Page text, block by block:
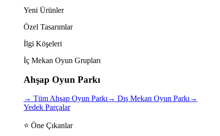
Yeni Ürünler
Özel Tasarımlar
İlgi Köşeleri
İç Mekan Oyun Grupları
Ahşap Oyun Parkı
→ Tüm Ahşap Oyun Parkı→ Dış Mekan Oyun Parkı→
Yedek Parçalar
⭐ Öne Çıkanlar